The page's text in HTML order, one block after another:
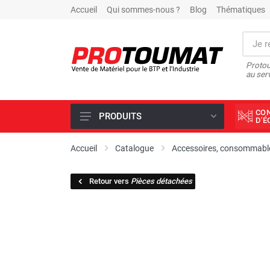
Accueil Qui sommes-nous ? Blog Thématiques
au
PROMOTIONS D'USINE
SCIAGE ET FORAGE
PRODUITS
Accueil Catalogue Accessoires,
Retour vers Pièces détachées